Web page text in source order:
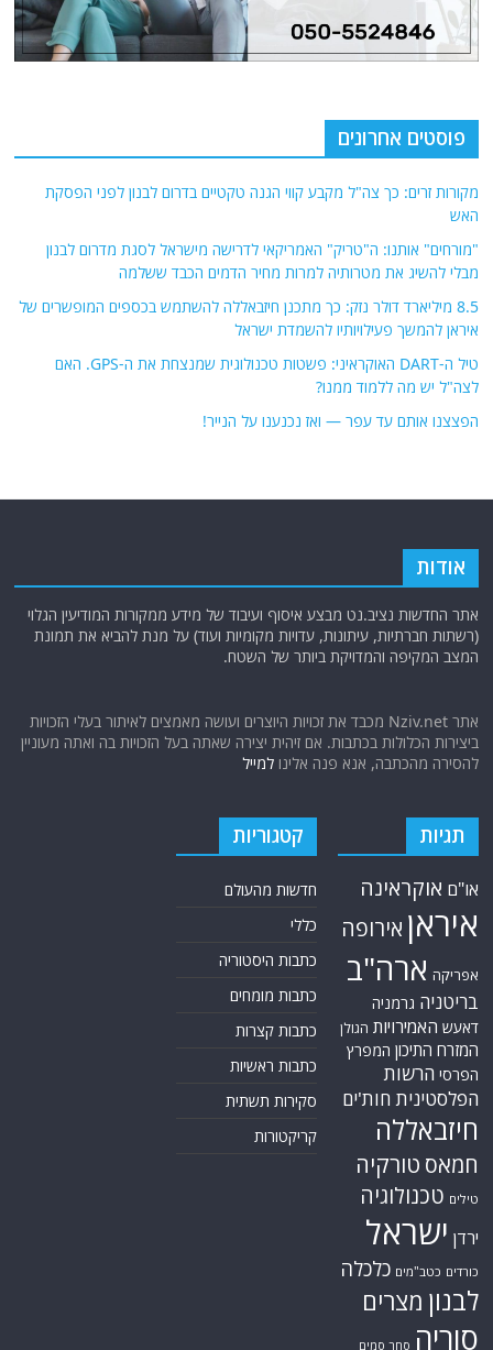
פוסטים אחרונים
מקורות זרים: כך צה"ל מקבע קווי הגנה טקטיים בדרום לבנון לפני הפסקת
האש
"מורחים" אותנו: ה"טריק" האמריקאי לדרישה מישראל לסגת מדרום לבנון
מבלי להשיג את מטרותיה למרות מחיר הדמים הכבד ששלמה
8.5 מיליארד דולר נזק: כך מתכנן חיזבאללה להשתמש בכספים המופשרים של
איראן להמשך פעילויותיו להשמדת ישראל
טיל ה-DART האוקראיני: פשטות טכנולוגית שמנצחת את ה-GPS. האם
לצה"ל יש מה ללמוד ממנו?
הפצצנו אותם עד עפר — ואז נכנענו על הנייר!
אודות
אתר החדשות נציב.נט מבצע איסוף ועיבוד של מידע ממקורות המודיעין הגלוי
(רשתות חברתיות, עיתונות, עדויות מקומיות ועוד) על מנת להביא את תמונת
המצב המקיפה והמדויקת ביותר של השטח.
אתר Nziv.net מכבד את זכויות היוצרים ועושה מאמצים לאיתור בעלי הזכויות
ביצירות הכלולות בכתבות. אם זיהית יצירה שאתה בעל הזכויות בה ואתה מעוניין
להסירה מהכתבה, אנא פנה אלינולמייל
תגיות
או"ם אוקראינה
איראן אירופה
אפריקה ארה"ב
בריטניה גרמניה
דאעש האמירויות הגולן
המזרח התיכון המפרץ
הפרסי הרשות
הפלסטינית חות'ים
חיזבאללה
חמאס טורקיה
טילים טכנולוגיה
ירדן ישראל
כורדים כטב"מים כלכלה
לבנון מצרים
סוריה סחר סמים
קטגוריות
חדשות מהעולם
כללי
כתבות היסטוריה
כתבות מומחים
כתבות קצרות
כתבות ראשיות
סקירות תשתית
קריקטורות